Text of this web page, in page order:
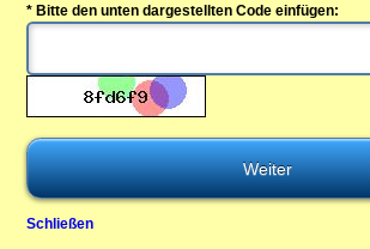
* Bitte den unten dargestellten Code einfügen:
Schließen